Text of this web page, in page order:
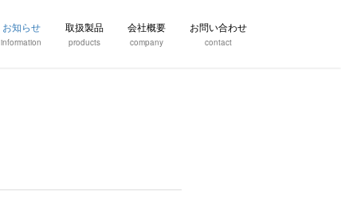
お知らせ
information
取扱製品
products
会社概要
company
お問い合わせ
contact